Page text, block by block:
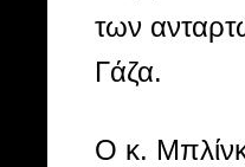
των
Γάζα.
Ο κ.